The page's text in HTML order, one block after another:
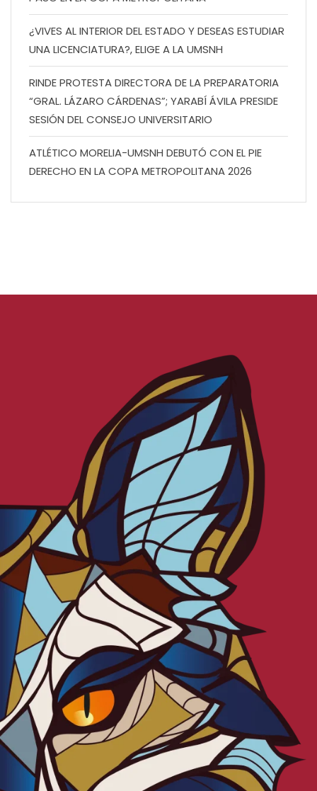
¿VIVES AL INTERIOR DEL ESTADO Y DESEAS ESTUDIAR
UNA LICENCIATURA?, ELIGE A LA UMSNH
RINDE PROTESTA DIRECTORA DE LA PREPARATORIA
“GRAL. LÁZARO CÁRDENAS”; YARABÍ ÁVILA PRESIDE
SESIÓN DEL CONSEJO UNIVERSITARIO
ATLÉTICO MORELIA-UMSNH DEBUTÓ CON EL PIE
DERECHO EN LA COPA METROPOLITANA 2026